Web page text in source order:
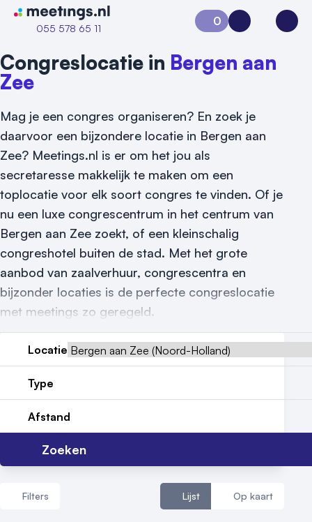
Naar home van Meetings
055 578 65 11
Vraag locatie aan
Locatiegids
Meld locatie aan
Reviews (5⭐️)
Contact
0
Aanvraag 0Inloggen
Congreslocatie in Bergen aan
Zee
Mag je een congres organiseren? En zoek je
daarvoor een bijzondere locatie in Bergen aan
Zee? Meetings.nl is er om het jou als
secretaresse makkelijk te maken om een
toplocatie voor elk soort congres te vinden. Of je
nu een luxe congrescentrum in het centrum van
Bergen aan Zee zoekt, of een kleinschalig
congreshotel buiten de stad. Met het grote
aanbod van zaalverhuur, congrescentra en
bijzonder locaties is de perfecte congreslocatie
met meetings zo geregeld.
Locatie
Type
Afstand
Zoeken
Filters Lijst Op kaart